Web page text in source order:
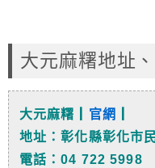
大元麻糬地址
大元麻糬┃ 官網
地址：彰化縣彰化市
電話：04 722 5998